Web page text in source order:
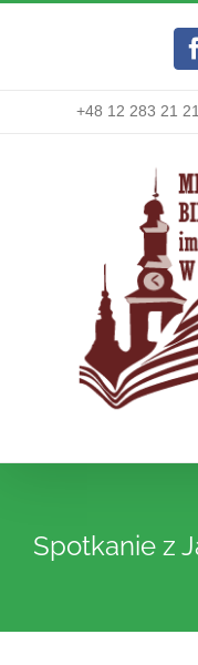
+48 12 283 21 21
Spotkanie z